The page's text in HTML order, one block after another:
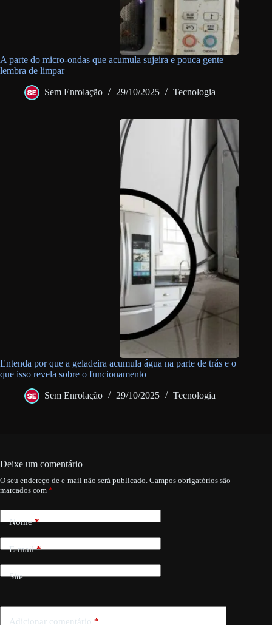
A parte do micro-ondas que acumula sujeira e pouca gente
lembra de limpar
Sem Enrolação 29/10/2025 Tecnologia
Entenda por que a geladeira acumula água na parte de trás e o
que isso revela sobre o funcionamento
Sem Enrolação 29/10/2025 Tecnologia
Deixe um comentário
O seu endereço de e-mail não será publicado. Campos obrigatórios são
marcados com *
Nome*
E-mail*
Site
Adicionar comentário *